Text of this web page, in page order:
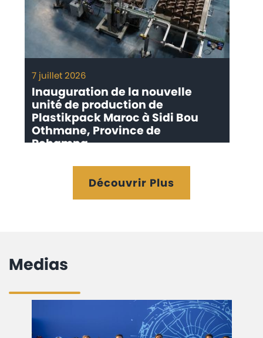
7 juillet 2026
Inauguration de la nouvelle
unité de production de
Plastikpack Maroc à Sidi Bou
Othmane, Province de
Rehamna
Découvrir Plus
Medias